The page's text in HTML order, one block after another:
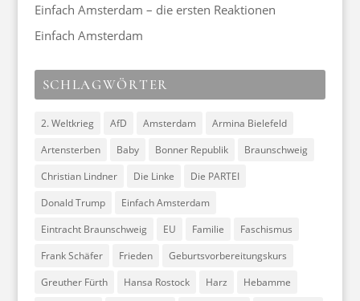
Einfach Amsterdam – die ersten Reaktionen
Einfach Amsterdam
SCHLAGWÖRTER
2. Weltkrieg AfD Amsterdam
Armina Bielefeld
Artensterben
Baby Bonner Republik
Braunschweig
Christian Lindner
Die Linke
Die PARTEI
Donald Trump
Einfach Amsterdam
Eintracht Braunschweig
EU Familie
Faschismus
Frank Schäfer
Frieden
Geburtsvorbereitungskurs
Greuther Fürth
Hansa Rostock Harz
Hebamme